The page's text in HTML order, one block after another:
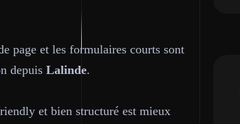
page et les formulaires courts sont
depuis Lalinde.
et bien structuré est mieux